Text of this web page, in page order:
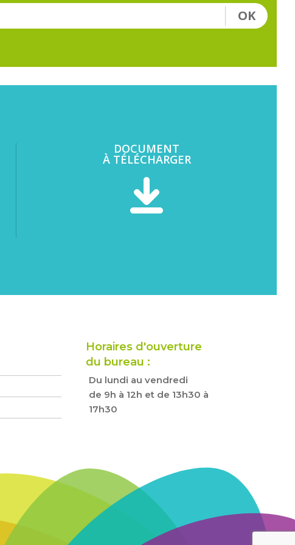
OK
DOCUMENT
À TÉLÉCHARGER
Horaires d'ouverture
du bureau :
Du lundi au vendredi
de 9h à 12h et de 13h30 à
17h30